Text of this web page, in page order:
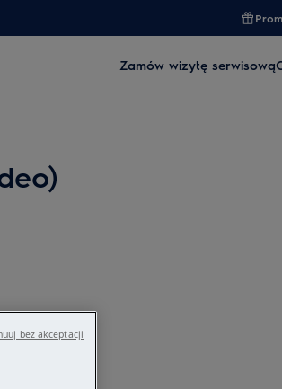
Zamów wizytę serwisową
bez akceptacji